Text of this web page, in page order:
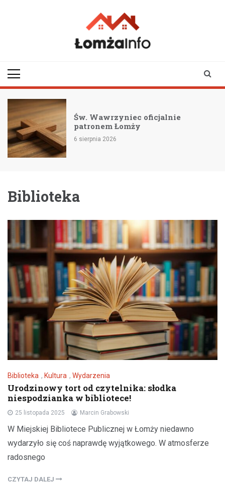
Św. Wawrzyniec oficjalnie
patronem Łomży
6 sierpnia 2026
Biblioteka
Biblioteka , Kultura , Wydarzenia
Urodzinowy tort od czytelnika: słodka
niespodzianka w bibliotece!
25 listopada 2025 Marcin Grabowski
W Miejskiej Bibliotece Publicznej w Łomży niedawno
wydarzyło się coś naprawdę wyjątkowego. W atmosferze
radosnego
CZYTAJ DALEJ